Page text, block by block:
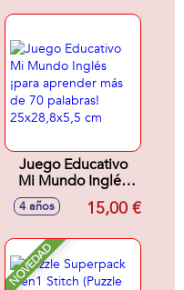
Tus Experimento.
45,1X37,1X7Cm
Juego Educativo
Mi Mundo Inglés
¡para aprender más
de 70 palabras!
4 años 15,00 €
NOVEDAD